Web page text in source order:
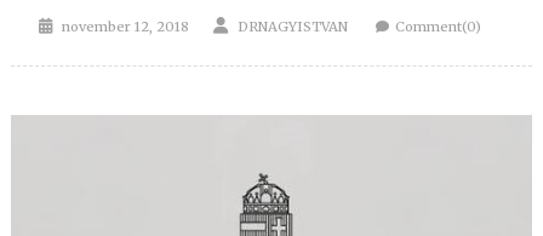
Posted
november 12, 2018 Author
DRNAGYISTVAN Comment(0)